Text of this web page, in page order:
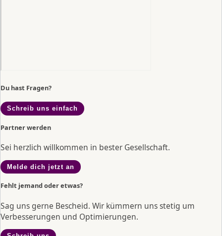
Du hast Fragen?
Schreib uns einfach
Partner werden
Sei herzlich willkommen in bester Gesellschaft.
Melde dich jetzt an
Fehlt jemand oder etwas?
Sag uns gerne Bescheid. Wir kümmern uns stetig um
Verbesserungen und Optimierungen.